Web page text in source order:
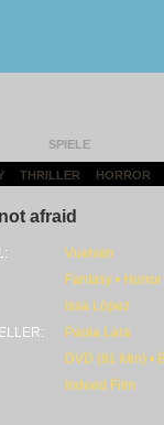
SPIELE
THRILLER HORROR
afraid
Vuelven
Fantasy •
Issa López
Paola Lara
DVD (81 Min) •
Indeed Film